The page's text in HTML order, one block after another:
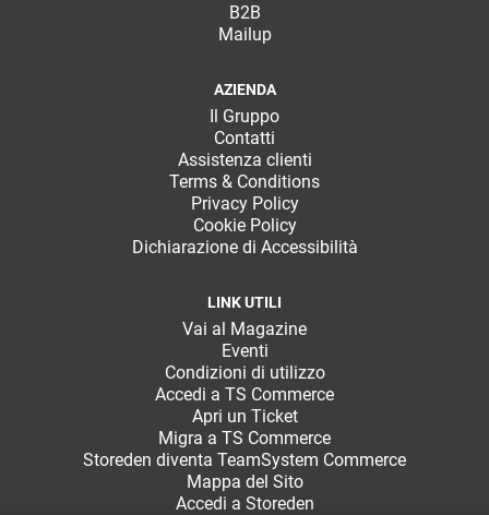
B2B
Mailup
AZIENDA
Il Gruppo
Contatti
Assistenza clienti
Terms & Conditions
Privacy Policy
Cookie Policy
Dichiarazione di Accessibilità
LINK UTILI
Vai al Magazine
Eventi
Condizioni di utilizzo
Accedi a TS Commerce
Apri un Ticket
Migra a TS Commerce
Storeden diventa TeamSystem Commerce
Mappa del Sito
Accedi a Storeden